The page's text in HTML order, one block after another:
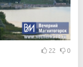
22 0